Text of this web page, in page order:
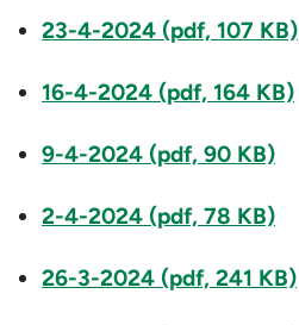
23-4-2024 (pdf, 107 KB)
16-4-2024 (pdf, 164 KB)
9-4-2024 (pdf, 90 KB)
2-4-2024 (pdf, 78 KB)
26-3-2024 (pdf, 241 KB)